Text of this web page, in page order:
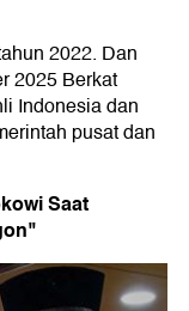
2022. Dan
2025 Berkat
Indonesia dan
pusat dan
Saat